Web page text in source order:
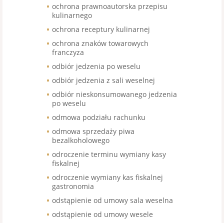
ochrona prawnoautorska przepisu
kulinarnego
ochrona receptury kulinarnej
ochrona znaków towarowych
franczyza
odbiór jedzenia po weselu
odbiór jedzenia z sali weselnej
odbiór nieskonsumowanego jedzenia
po weselu
odmowa podziału rachunku
odmowa sprzedaży piwa
bezalkoholowego
odroczenie terminu wymiany kasy
fiskalnej
odroczenie wymiany kas fiskalnej
gastronomia
odstąpienie od umowy sala weselna
odstąpienie od umowy wesele